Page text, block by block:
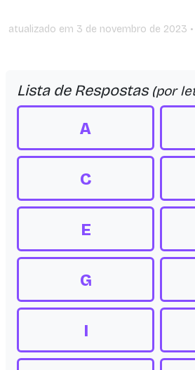
atualizado em 3 de novembro de 2023
Lista de Respostas (por
A
C
E
G
I